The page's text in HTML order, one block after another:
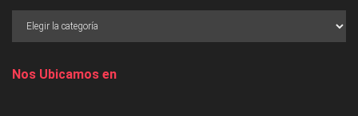
Nos Ubicamos en